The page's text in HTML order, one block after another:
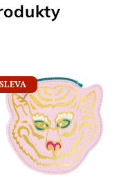
SLEVA